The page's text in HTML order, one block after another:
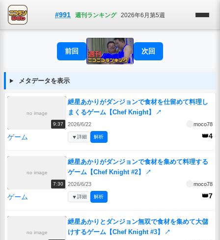
#991 週刊ランキング 2026年6月第5週
前回 次回
メタデータを表示
no image
9:37
紲星あかりがダンジョンで食材を仕留めて料理し
まくるゲーム【Chef Knight】
↗
2026/6/22 moco78
ゲーム 👑4
▼詳細 解析
no image
7:30
紲星あかりがダンジョンで食材を集めて料理する
ゲーム【Chef Knight #2】
↗
2026/6/23 moco78
ゲーム 👑7
▼詳細 解析
no image
紲星あかりとダンジョン無双で食材を集めて大儲
けするゲーム【Chef Knight #3】
↗